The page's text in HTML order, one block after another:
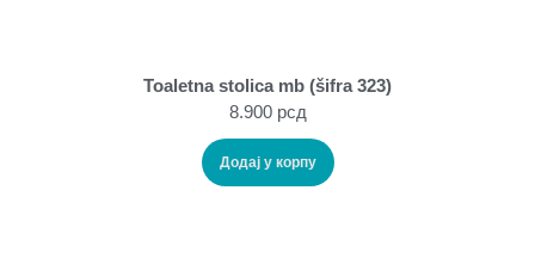
Toaletna stolica mb (šifra 323)
8.900 рсд
Додај у корпу